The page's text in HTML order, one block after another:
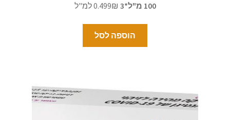
100 מ"ל*3
הוספה לסל